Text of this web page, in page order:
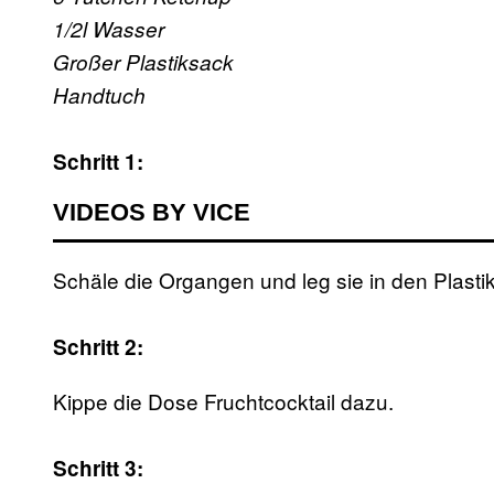
1/2l Wasser
Großer Plastiksack
Handtuch
Schritt 1:
VIDEOS BY VICE
Schäle die Organgen und leg sie in den
Schritt 2:
Kippe die Dose Fruchtcocktail dazu.
Schritt 3: